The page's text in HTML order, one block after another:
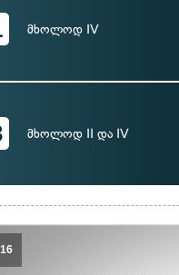
მხოლოდ IV
მხოლოდ II და IV